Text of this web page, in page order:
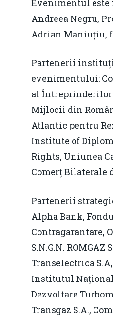
Evenimentul este
Andreea Negru,
Adrian Maniuțiu,
Partenerii
evenimentului:
al
Mijlocii din
Atlantic pentru
Institute of
Rights, Uniunea
Comerț Bilaterale
Partenerii
Alpha Bank,
Contragarantare,
S.N.G.N. ROMGAZ
Transelectrica S.A,
Institutul Național
Dezvoltare
Transgaz S.A.,